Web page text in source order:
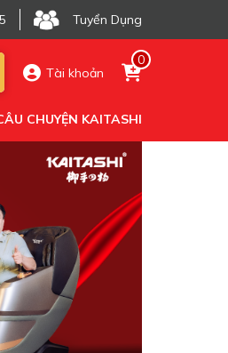
Tuyển Dụng
Tài khoản
0
CHUYỆN KAITASHI